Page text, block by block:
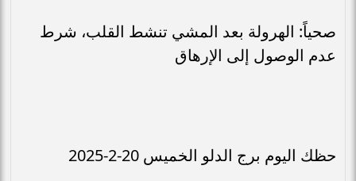
صحياً: الهرولة بعد المشي تنشط القلب، شرط
عدم الوصول إلى الإرهاق
حظك اليوم برج الدلو الخميس 20-2-2025